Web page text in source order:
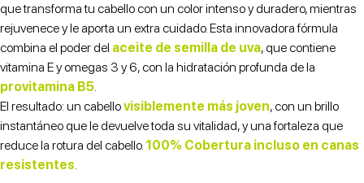
que transforma tu cabello con un color intenso y duradero, mientras
rejuvenece y le aporta un extra cuidado. Esta innovadora fórmula
combina el poder del aceite de semilla de uva, que contiene
vitamina E y omegas 3 y 6, con la hidratación profunda de la
provitamina B5.
El resultado: un cabellovisiblemente más joven, con un brillo
instantáneo que le devuelve toda su vitalidad, y una fortaleza que
reduce la rotura del cabello. 100% Cobertura incluso en canas
resistentes.